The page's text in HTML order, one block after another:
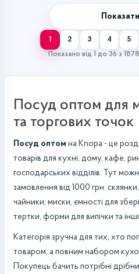
1 2 3 4 5
Показано від 1 до 36 з
Посуд оптом для
та торгових точок
Посуд оптом на Knopa - це
товарів для кухні, дому, кафе,
господарських відділів. Тут
замовлення від 1000 грн:
чайники, миски, ємності для
тертки, форми для випічки та
Категорія зручна для тих, хто
товаром, а повним набором
Покупець бачить потрібні